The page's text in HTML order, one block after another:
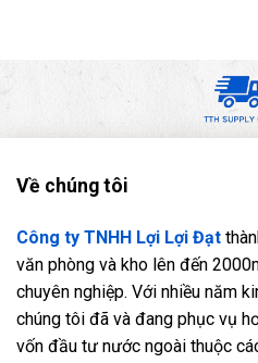
Về chúng tôi
Công ty TNHH Lợi Lợi Đạt
văn phòng và kho lên đến
chuyên nghiệp. Với nhiều năm
chúng tôi đã và đang phục vụ
vốn đầu tư nước ngoài thuộc